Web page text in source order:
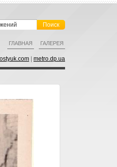
ГЛАВНАЯ ГАЛЕРЕЯ
metro.dp.ua